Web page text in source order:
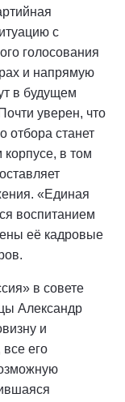
с
голосования
и напрямую
в будущем
уверен, что
отбора станет
в том
«Единая
воспитанием
её кадровые
в совете
Александр
и
его